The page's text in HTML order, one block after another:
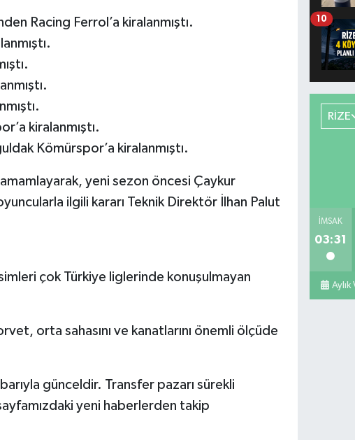
Racing Ferrol’a kiralanmıştı.
kiralanmıştı.
Kömürspor’a kiralanmıştı.
yeni sezon öncesi Çaykur
ilgili kararı Teknik Direktör İlhan Palut
çok Türkiye liglerinde konuşulmayan
orta sahasını ve kanatlarını önemli ölçüde
günceldir. Transfer pazarı sürekli
yeni haberlerden takip
10
RİZE
İMSAK
03:31
Aylık